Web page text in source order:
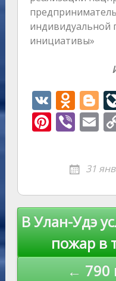
индивидуальной
инициативы»
V
K
O
d
n
o
kl
as
s
ni
ki
Bl
o
g
Pi
st
Vi
er
E
ai
l
31
Навигация
записям
В Улан-Удэ
пожар в
← 790